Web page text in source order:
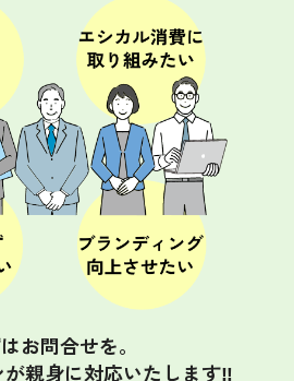
お問合せを。
親身に対応いたします‼